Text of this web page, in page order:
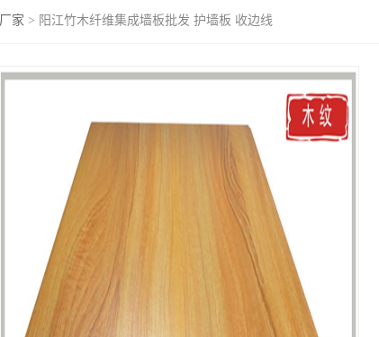
家 > 阳江竹木纤维集成墙板批发 护墙板 收边线